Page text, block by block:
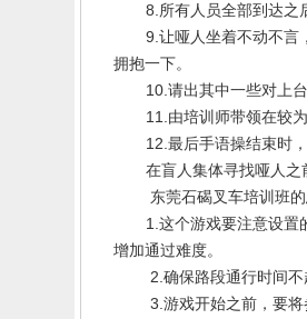
8. 所有人员全部到达之
9. 让哑人坐着不动不言
拥抱一下。
10. 请出其中一些对上
11. 由培训师带领在较
12. 最后手语操结束时
在盲人集体寻找哑人之
东莞石碣叉车培训班的
1. 这个游戏要注意设置
增加通过难度。
2. 确保路段通行时间不
3. 游戏开始之前，要